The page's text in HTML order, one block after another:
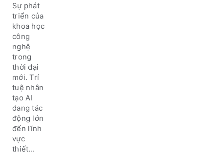
đến
thiết kế
kiến
trúc vẽ
nên
tương
lai năm
2024 và
xa hơn
nữa
Sự phát
triển của
khoa học
công
nghệ
trong
thời đại
mới. Trí
tuệ nhân
tạo AI
đang tác
động lớn
đến lĩnh
vực
thiết...